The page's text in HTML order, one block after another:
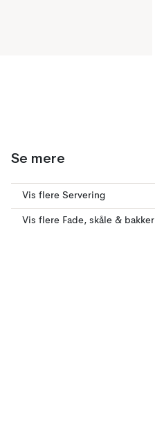
Se mere
Vis flere Servering
Vis flere Fade, skåle & bakker